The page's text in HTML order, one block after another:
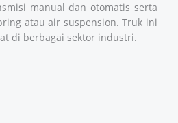
manual dan otomatis serta
atau air suspension. Truk ini
di berbagai sektor industri.